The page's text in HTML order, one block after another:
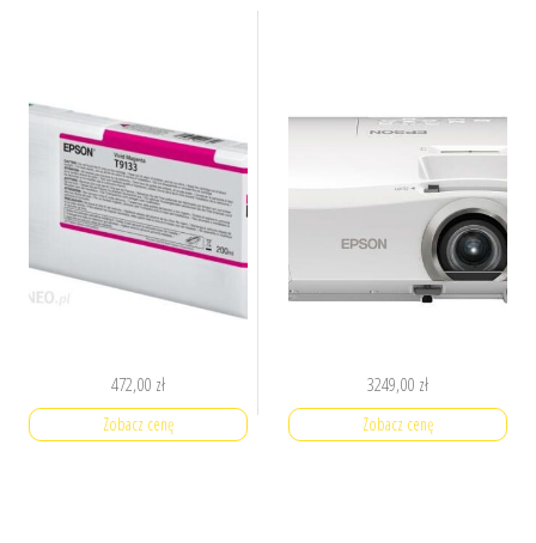
472,00 zł
Zobacz cenę
3249,00 zł
Zobacz cenę